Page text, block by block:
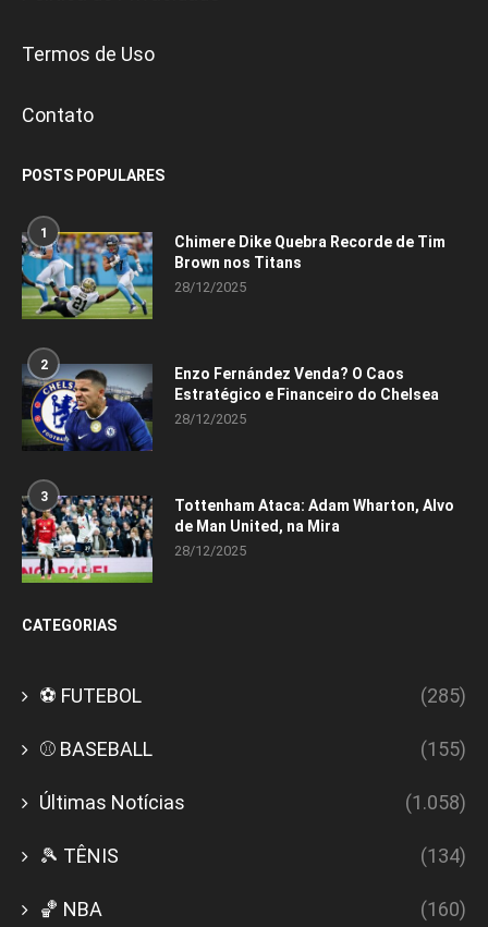
Termos de Uso
Contato
POSTS POPULARES
1
Chimere Dike Quebra Recorde de Tim
Brown nos Titans
28/12/2025
2
Enzo Fernández Venda? O Caos
Estratégico e Financeiro do Chelsea
28/12/2025
3
Tottenham Ataca: Adam Wharton, Alvo
de Man United, na Mira
28/12/2025
CATEGORIAS
⚽ FUTEBOL (285)
⚾ BASEBALL (155)
Últimas Notícias (1.058)
🎾 TÊNIS (134)
🏀 NBA (160)